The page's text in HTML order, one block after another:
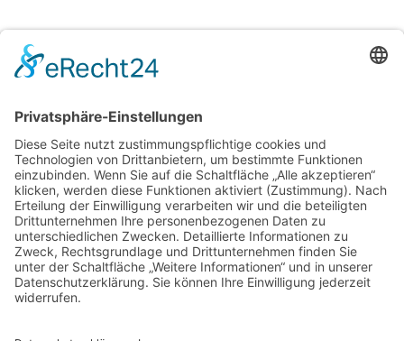
Zusammenfassung
Ein durchdacht gestalteter Außenbereich ist weit mehr als nur
Wohlfühloase, die das Leben im Freien bereichert und
gleichzeitig den Wert des Hauses steigert. Ob moderne
Überdachungen, stimmungsvolle Beleuchtung oder kreative
Beschattungskonzepte – der perfekte Mix aus Stil und Funktion
macht jeden Außenbereich zu einem echten Highlight.
Bildnachweis:
Photographee.eu – stock.adobe.com
Gorodenkoff – stock.adobe.com
pixeldeus – stock.adobe.com